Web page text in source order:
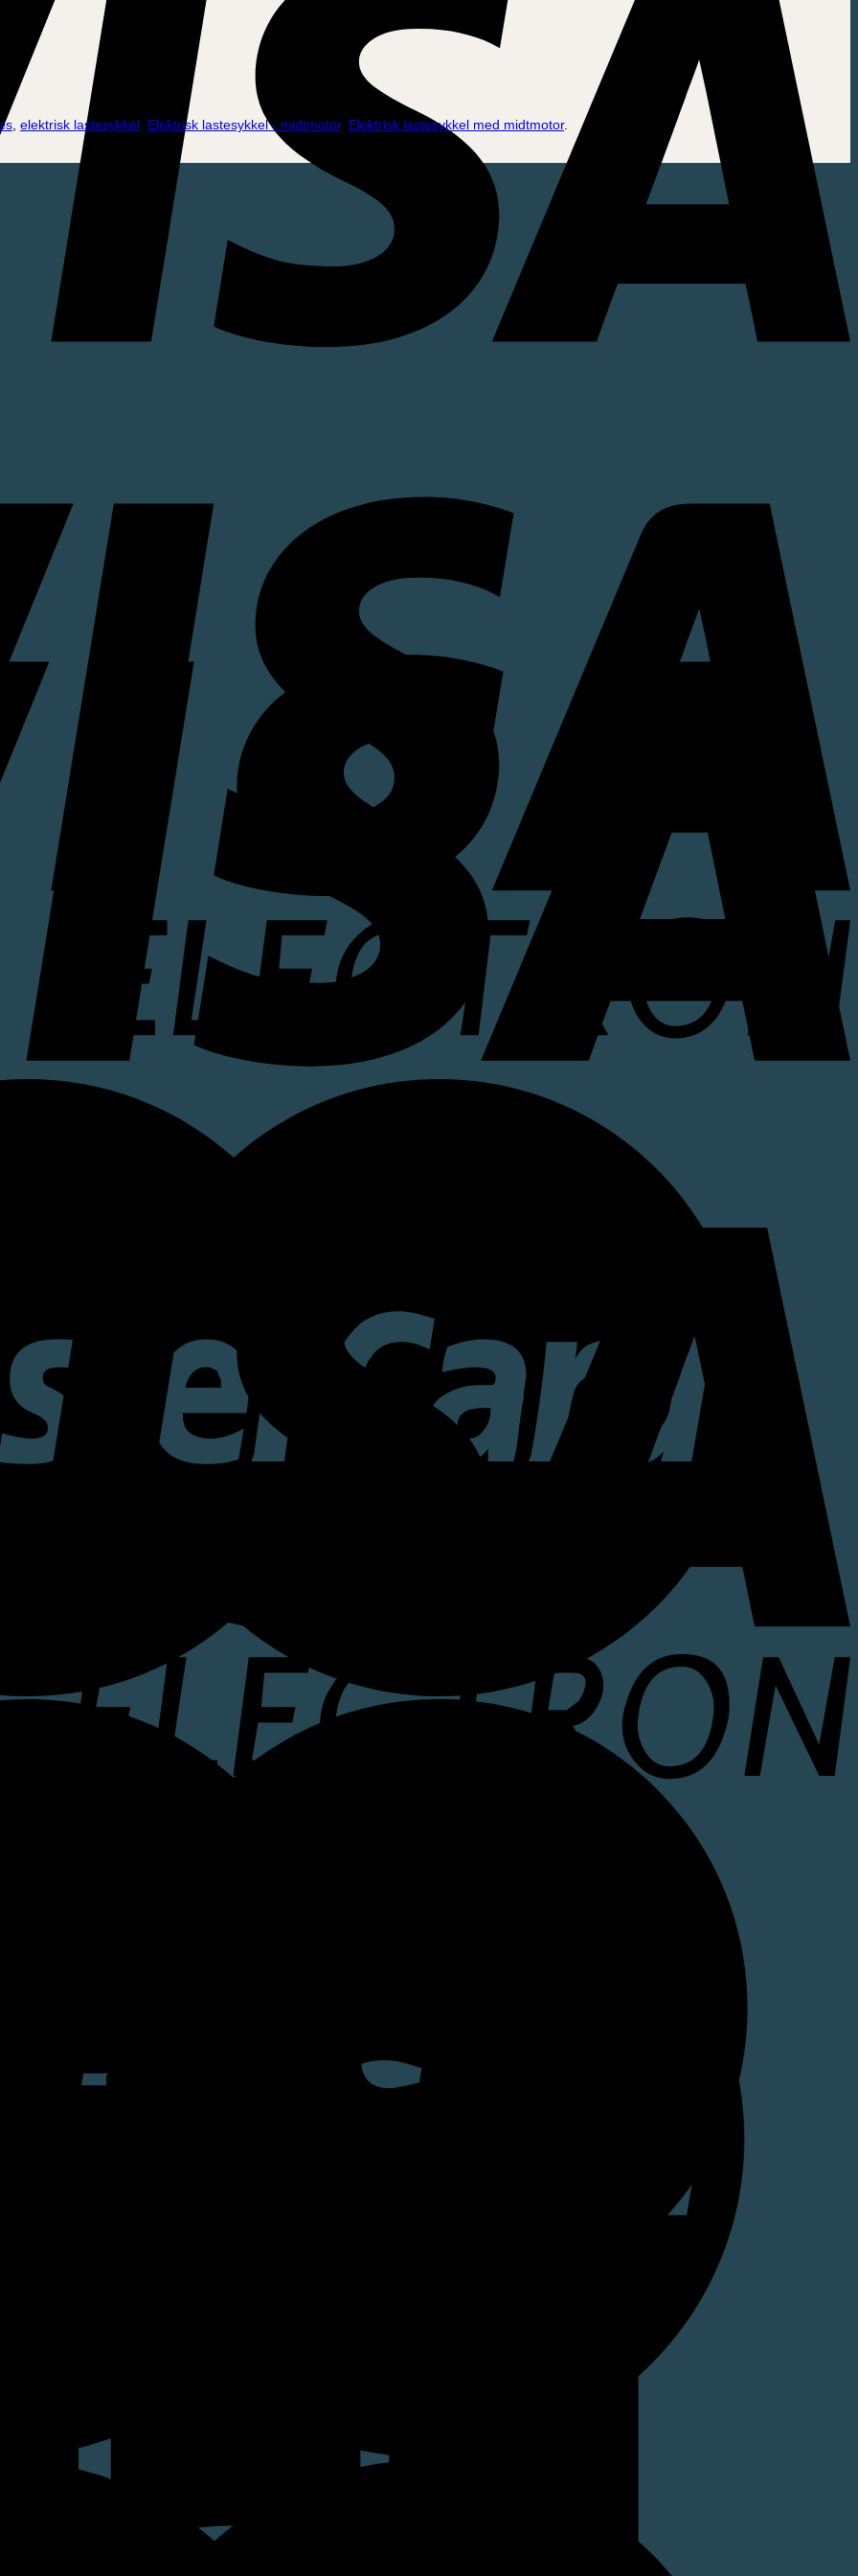
elektrisk lastesykkel Elektrisk lastesykkel - midtmotor, Elektrisk lastesykkel med midtmotor.